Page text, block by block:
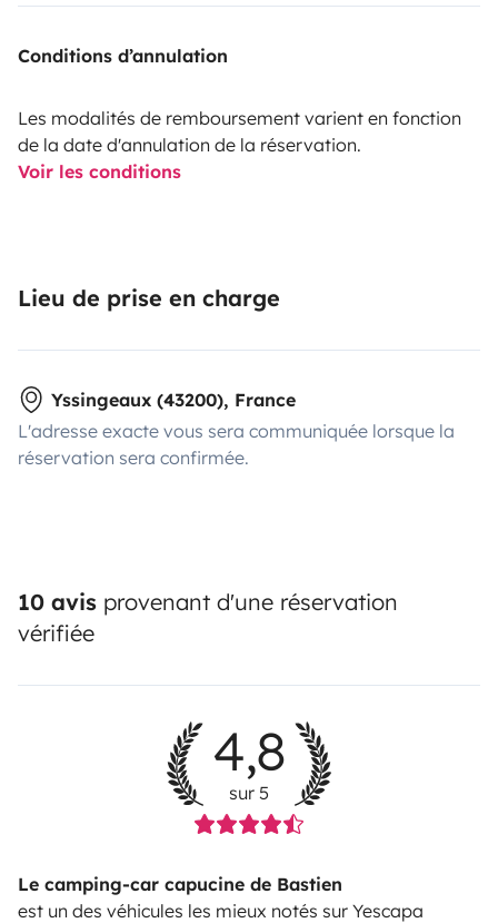
Conditions d’annulation
Les modalités de remboursement varient en fonction
de la date d'annulation de la réservation.
Voir les conditions
Lieu de prise en charge
Yssingeaux (43200), France
L'adresse exacte vous sera communiquée lorsque la
réservation sera confirmée.
10 avis provenant d'une réservation
vérifiée
4,8
sur 5
Le camping-car capucine de Bastien
est un des véhicules les mieux notés sur Yescapa